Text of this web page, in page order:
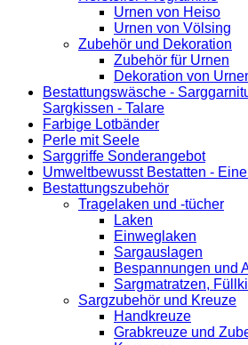
Urnen von Heiso
Urnen von Völsing
Zubehör und Dekoration
Zubehör für Urnen
Dekoration von
Bestattungswäsche -
Sargkissen - Talare
Farbige Lotbänder
Perle mit Seele
Sarggriffe Sonderangebot
Umweltbewusst Bestatten -
Bestattungszubehör
Tragelaken und -tücher
Laken
Einweglaken
Sargauslagen
Bespannungen und
Sargmatratzen,
Sargzubehör und Kreuze
Handkreuze
Grabkreuze und